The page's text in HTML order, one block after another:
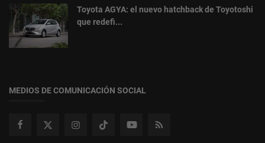
Toyota AGYA: el nuevo hatchback de Toyotoshi
que redefi...
MEDIOS DE COMUNICACIÓN SOCIAL